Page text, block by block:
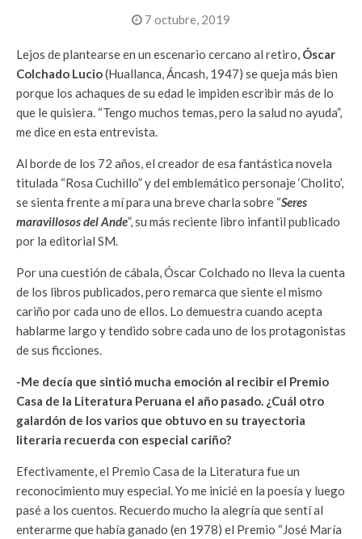
7 octubre, 2019
Lejos de plantearse en un escenario cercano al retiro, Óscar
Colchado Lucio(Huallanca, Áncash, 1947) se queja más bien
porque los achaques de su edad le impiden escribir más de lo
que le quisiera. “Tengo muchos temas, pero la salud no ayuda”,
me dice en esta entrevista.
Al borde de los 72 años, el creador de esa fantástica novela
titulada “Rosa Cuchillo” y del emblemático personaje ‘Cholito’,
se sienta frente a mí para una breve charla sobre “Seres
maravillosos del Ande”, su más reciente libro infantil publicado
por la editorial SM.
Por una cuestión de cábala, Óscar Colchado no lleva la cuenta
de los libros publicados, pero remarca que siente el mismo
cariño por cada uno de ellos. Lo demuestra cuando acepta
hablarme largo y tendido sobre cada uno de los protagonistas
de sus ficciones.
-Me decía que sintió mucha emoción al recibir el Premio
Casa de la Literatura Peruana el año pasado. ¿Cuál otro
galardón de los varios que obtuvo en su trayectoria
literaria recuerda con especial cariño?
Efectivamente, el Premio Casa de la Literatura fue un
reconocimiento muy especial. Yo me inicié en la poesía y luego
pasé a los cuentos. Recuerdo mucho la alegría que sentí al
enterarme que había ganado (en 1978) el Premio “José María